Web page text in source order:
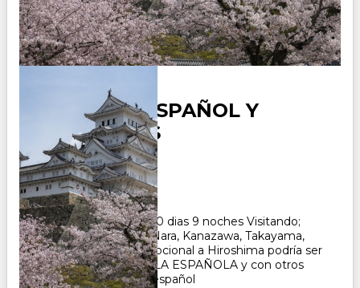
JAPON EN ESPAÑOL Y
PORTUGUES
Duración:
10Días9Noches
Paquete Turistico de 10 dias 9 noches Visitando;
Tokio, Hakone, Kioto, Nara, Kanazawa, Takayama,
Gero, Osaka, El tour opcional a Hiroshima podría ser
con un GUÍA DE HABLA ESPAÑOLA y con otros
pasajeros que hablan español